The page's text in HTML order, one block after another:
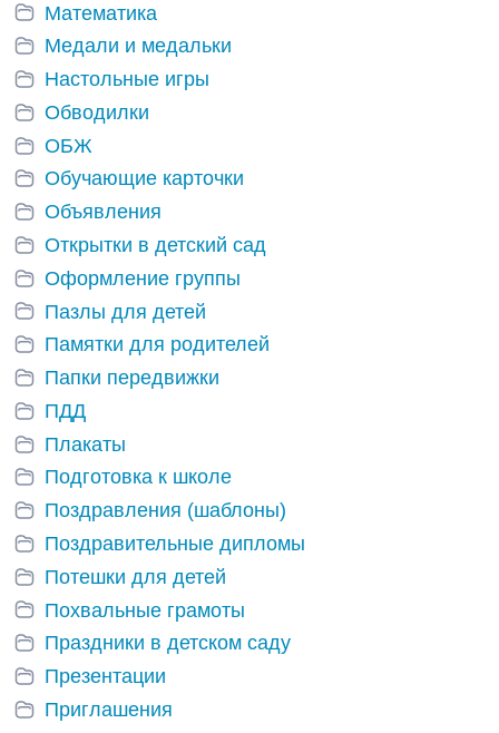
Математика
Медали и медальки
Настольные игры
Обводилки
ОБЖ
Обучающие карточки
Объявления
Открытки в детский сад
Оформление группы
Пазлы для детей
Памятки для родителей
Папки передвижки
ПДД
Плакаты
Подготовка к школе
Поздравления (шаблоны)
Поздравительные дипломы
Потешки для детей
Похвальные грамоты
Праздники в детском саду
Презентации
Приглашения